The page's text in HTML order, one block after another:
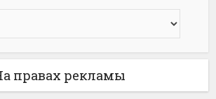
правах рекламы